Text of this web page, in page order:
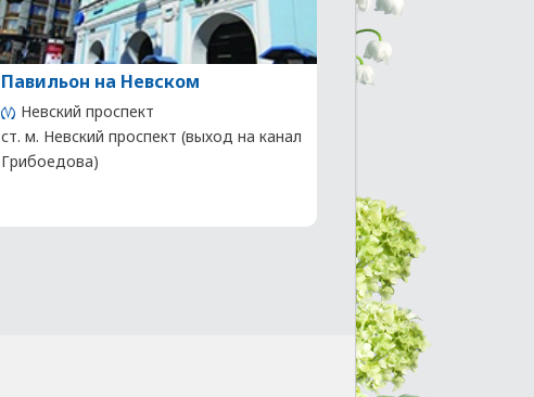
Павильон на Невском
Невский проспект
ст. м. Невский проспект (выход на канал
Грибоедова)